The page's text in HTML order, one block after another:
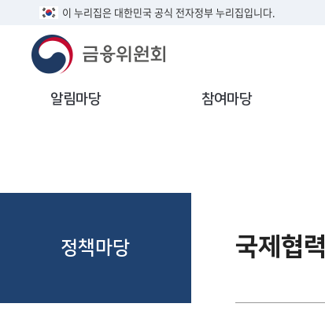
이 누리집은 대한민국 공식 전자정부 누리집입니다.
알림마당 참여마당
정책마당 국제협력